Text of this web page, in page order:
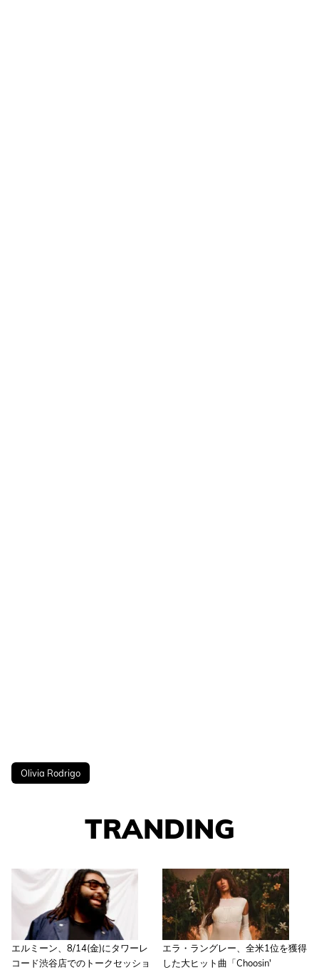
Olivia Rodrigo
TRANDING
エルミーン、8/14(金)にタワーレ
コード渋谷店でのトークセッショ
エラ・ラングレー、全米1位を獲得
した大ヒット曲「Choosin'